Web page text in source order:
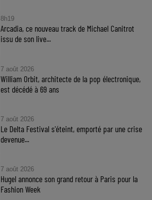
8h19
Arcadia, ce nouveau track de Michael Canitrot
issu de son live...
7 août 2026
William Orbit, architecte de la pop électronique,
est décédé à 69 ans
7 août 2026
Le Delta Festival s'éteint, emporté par une crise
devenue...
7 août 2026
Hugel annonce son grand retour à Paris pour la
Fashion Week